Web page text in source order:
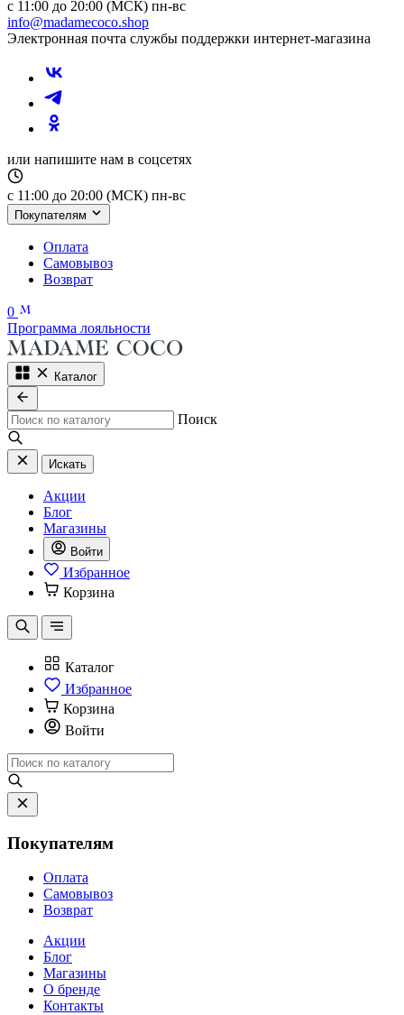
с 11:00 до 20:00 (МСК) пн-вс
info@madamecoco.shop
Электронная почта службы поддержки интернет-магазина
или напишите нам в соцсетях
с 11:00 до 20:00 (МСК) пн-вс
Покупателям
Оплата
Самовывоз
Возврат
0
Программа лояльности
Каталог
Поиск
Искать
Акции
Блог
Магазины
Войти
Избранное
Корзина
Каталог
Избранное
Корзина
Войти
Покупателям
Оплата
Самовывоз
Возврат
Акции
Блог
Магазины
О бренде
Контакты